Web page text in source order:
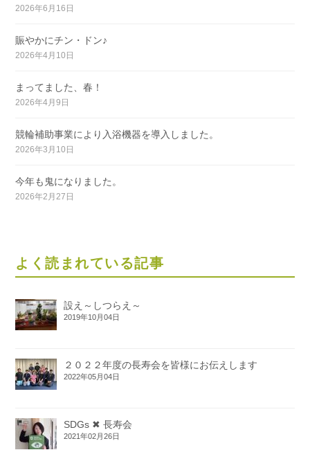
2026年6月16日
賑やかにチン・ドン♪
2026年4月10日
まってました、春！
2026年4月9日
競輪補助事業により入浴機器を導入しました。
2026年3月10日
今年も鬼になりました。
2026年2月27日
よく読まれている記事
設え～しつらえ～
2019年10月04日
２０２２年度の長寿会を皆様にお伝えします
2022年05月04日
SDGs ✖ 長寿会
2021年02月26日